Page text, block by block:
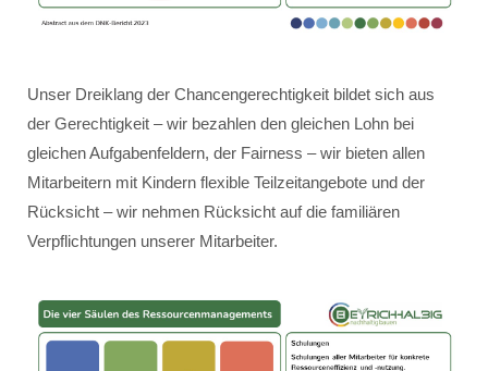
Unser Dreiklang der Chancengerechtigkeit bildet sich aus
der Gerechtigkeit – wir bezahlen den gleichen Lohn bei
gleichen Aufgabenfeldern, der Fairness – wir bieten allen
Mitarbeitern mit Kindern flexible Teilzeitangebote und der
Rücksicht – wir nehmen Rücksicht auf die familiären
Verpflichtungen unserer Mitarbeiter.